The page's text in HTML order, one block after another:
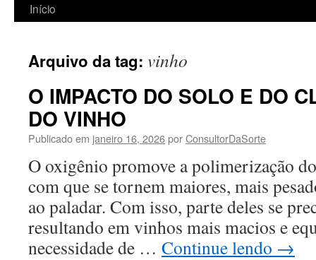
Início
Arquivo da tag: vinho
O IMPACTO DO SOLO E DO
DO VINHO
Publicado em janeiro 16, 2026porConsultorDaSorte
O oxigênio promove a polimerização
com que se tornem maiores, mais
ao paladar. Com isso, parte deles se
resultando em vinhos mais macios e
necessidade de … Continue lendo →